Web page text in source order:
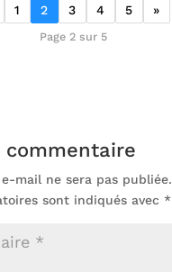
1 2 3 4 5 »
Page 2 sur 5
commentaire
mail ne sera pas publiée.
sont indiqués avec *